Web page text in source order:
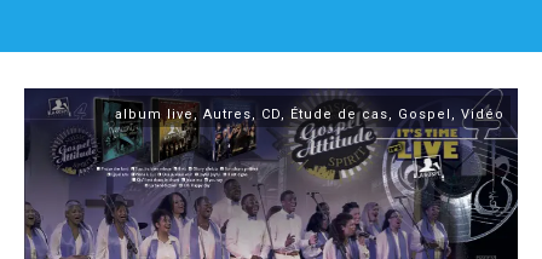
album live, Autres, CD, Étude de cas, Gospel , Vidéo